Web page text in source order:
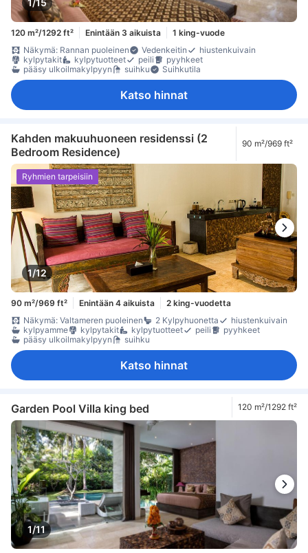
120 m²/1292 ft² Enintään 3 aikuista
1 king-vuode
Näkymä: Rannan puoleinen
Vedenkeitin
hiustenkuivain
kylpytakit
kylpytuotteet peili
pyyhkeet
pääsy ulkoilmakylpyyn
suihku Suihkutila
Katso hinnat
Kahden makuuhuoneen residenssi (2
Bedroom Residence)
90 m²/969 ft²
1/12
Ryhmien tarpeisiin
90 m²/969 ft² Enintään 4 aikuista
2 king-vuodetta
Näkymä: Valtameren puoleinen
2 Kylpyhuonetta
hiustenkuivain
kylpyamme
kylpytakit kylpytuotteet peili
pyyhkeet
pääsy ulkoilmakylpyyn
suihku
Katso hinnat
Garden Pool Villa king bed 120 m²/1292 ft²
1/11